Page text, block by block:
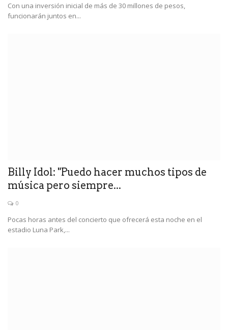
Con una inversión inicial de más de 30 millones de pesos,
funcionarán juntos en...
Billy Idol: "Puedo hacer muchos tipos de
música pero siempre...
0
Pocas horas antes del concierto que ofrecerá esta noche en el
estadio Luna Park,...